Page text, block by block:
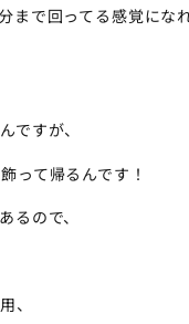
まで回ってる感覚にな
ですが、
って帰るんです！
るので、
、